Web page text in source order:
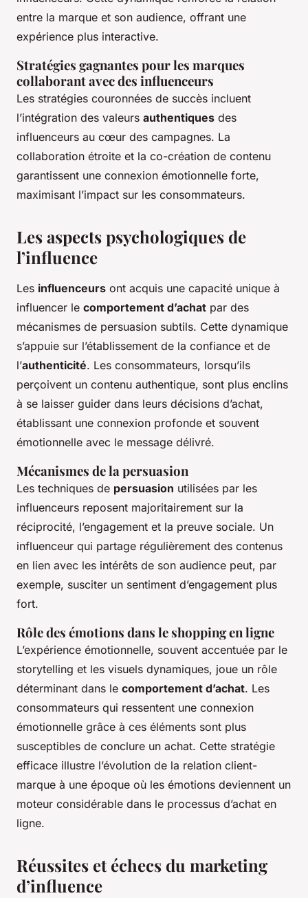
entre la marque et son audience, offrant une
expérience plus interactive.
Stratégies gagnantes pour les marques
collaborant avec des influenceurs
Les stratégies couronnées de succès incluent
l’intégration des valeurs authentiques des
influenceurs au cœur des campagnes. La
collaboration étroite et la co-création de contenu
garantissent une connexion émotionnelle forte,
maximisant l’impact sur les consommateurs.
Les aspects psychologiques de
l’influence
Les influenceurs ont acquis une capacité unique à
influencer le comportement d’achat par des
mécanismes de persuasion subtils. Cette dynamique
s’appuie sur l’établissement de la confiance et de
l’authenticité. Les consommateurs, lorsqu’ils
perçoivent un contenu authentique, sont plus enclins
à se laisser guider dans leurs décisions d’achat,
établissant une connexion profonde et souvent
émotionnelle avec le message délivré.
Mécanismes de la persuasion
Les techniques de persuasion utilisées par les
influenceurs reposent majoritairement sur la
réciprocité, l’engagement et la preuve sociale. Un
influenceur qui partage régulièrement des contenus
en lien avec les intérêts de son audience peut, par
exemple, susciter un sentiment d’engagement plus
fort.
Rôle des émotions dans le shopping en ligne
L’expérience émotionnelle, souvent accentuée par le
storytelling et les visuels dynamiques, joue un rôle
déterminant dans le comportement d’achat. Les
consommateurs qui ressentent une connexion
émotionnelle grâce à ces éléments sont plus
susceptibles de conclure un achat. Cette stratégie
efficace illustre l’évolution de la relation client-
marque à une époque où les émotions deviennent un
moteur considérable dans le processus d’achat en
ligne.
Réussites et échecs du marketing
d’influence